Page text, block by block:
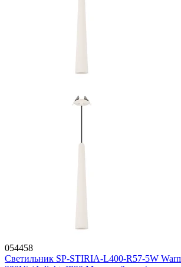
054458
Светильник SP-STIRIA-L400-R57-5W